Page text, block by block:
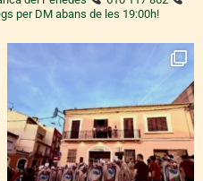
per DM abans de les 19:00h!